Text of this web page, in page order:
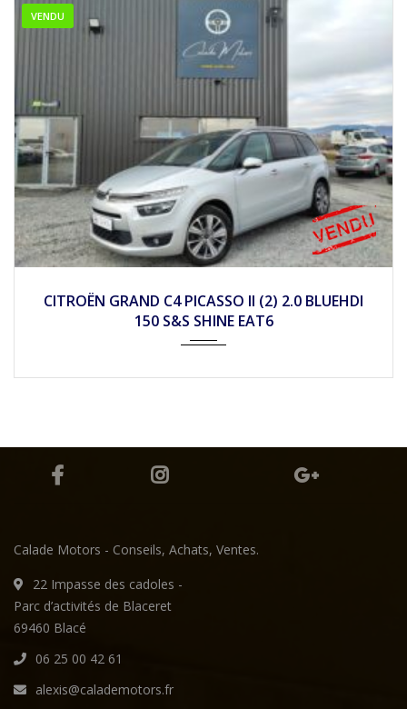
VENDU
CITROËN GRAND C4 PICASSO II (2) 2.0 BLUEHDI
150 S&S SHINE EAT6
Calade Motors - Conseils, Achats, Ventes.
22 Impasse des cadoles -
Parc d’activités de Blaceret
69460 Blacé
06 25 00 42 61
alexis@calademotors.fr